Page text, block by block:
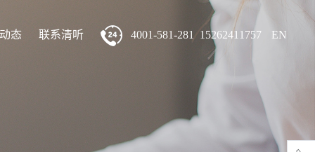
态 联系清听 4001-581-281 15262411757 EN